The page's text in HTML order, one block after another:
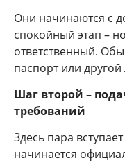
Они начинаются с
спокойный этап –
ответственный.
паспорт или
Шаг второй –
требований
Здесь пара
начинается